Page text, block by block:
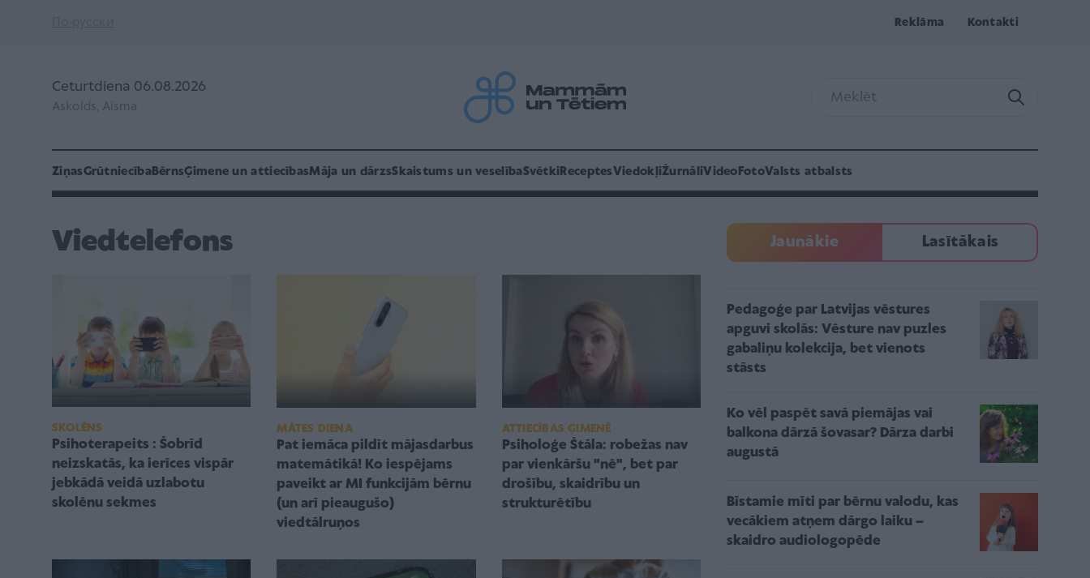
Reklāma Kontakti
Ceturtdiena 06.08.2026
Askolds, Aisma
ZiņasGrūtniecībaBērnsĢimene un attiecībasMāja un dārzsSkaistums un veselībaSvētki ReceptesViedokļiŽurnāliVideo FotoValsts atbalsts
Viedtelefons
SKOLĒNS
Psihoterapeits : Šobrīd
neizskatās, ka ierīces vispār
jebkādā veidā uzlabotu
skolēnu sekmes
MĀTES DIENA
Pat iemāca pildīt mājasdarbus
matemātikā! Ko iespējams
paveikt ar MI funkcijām bērnu
(un arī pieaugušo)
viedtālruņos
ATTIECĪBAS ĢIMENĒ
Psiholoģe Štāla: robežas nav
par vienkāršu "nē", bet par
drošību, skaidrību un
strukturētību
Jaunākie Lasītākais
Pedagoģe par Latvijas vēstures
apguvi skolās: Vēsture nav puzles
gabaliņu kolekcija, bet vienots
stāsts
Ko vēl paspēt savā piemājas vai
balkona dārzā šovasar? Dārza darbi
augustā
Bīstamie mīti par bērnu valodu, kas
vecākiem atņem dārgo laiku –
skaidro audiologopēde